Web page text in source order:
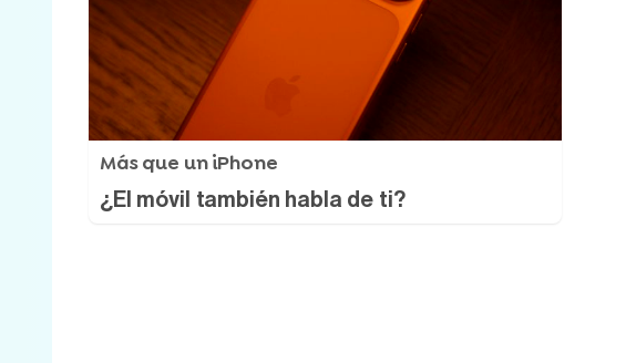
Más que un iPhone
¿El móvil también habla de ti?